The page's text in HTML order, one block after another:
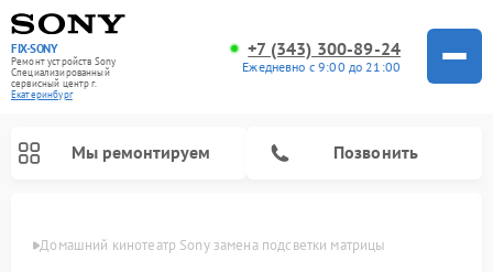
FIX-SONY
Ремонт устройств Sony
Специализированный
cервисный центр г.
Екатеринбург
+7 (343) 300-89-24
Ежедневно с 9:00 до 21:00
Мы ремонтируем Позвонить
Домашний кинотеатр Sony замена подсветки матрицы